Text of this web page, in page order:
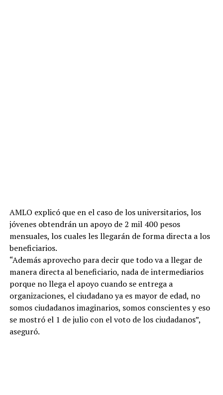
AMLO explicó que en el caso de los universitarios, los
jóvenes obtendrán un apoyo de 2 mil 400 pesos
mensuales, los cuales les llegarán de forma directa a los
beneficiarios.
“Además aprovecho para decir que todo va a llegar de
manera directa al beneficiario, nada de intermediarios
porque no llega el apoyo cuando se entrega a
organizaciones, el ciudadano ya es mayor de edad, no
somos ciudadanos imaginarios, somos conscientes y eso
se mostró el 1 de julio con el voto de los ciudadanos”,
aseguró.